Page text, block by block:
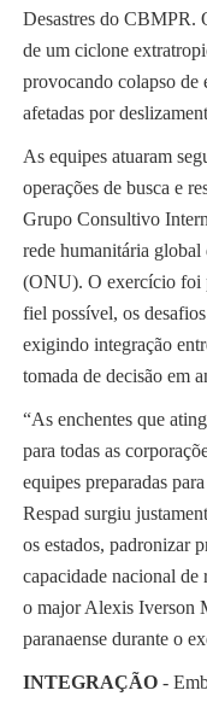
Desastres do CBMPR.
de um ciclone
provocando colapso de
afetadas por
As equipes atuaram
operações de busca e
Grupo Consultivo
rede humanitária
(ONU). O exercício foi
fiel possível, os
exigindo integração
tomada de decisão em
“As enchentes que
para todas as
equipes preparadas
Respad surgiu
os estados, padronizar
capacidade nacional de
o major Alexis Iverson
paranaense durante o
INTEGRAÇÃO-